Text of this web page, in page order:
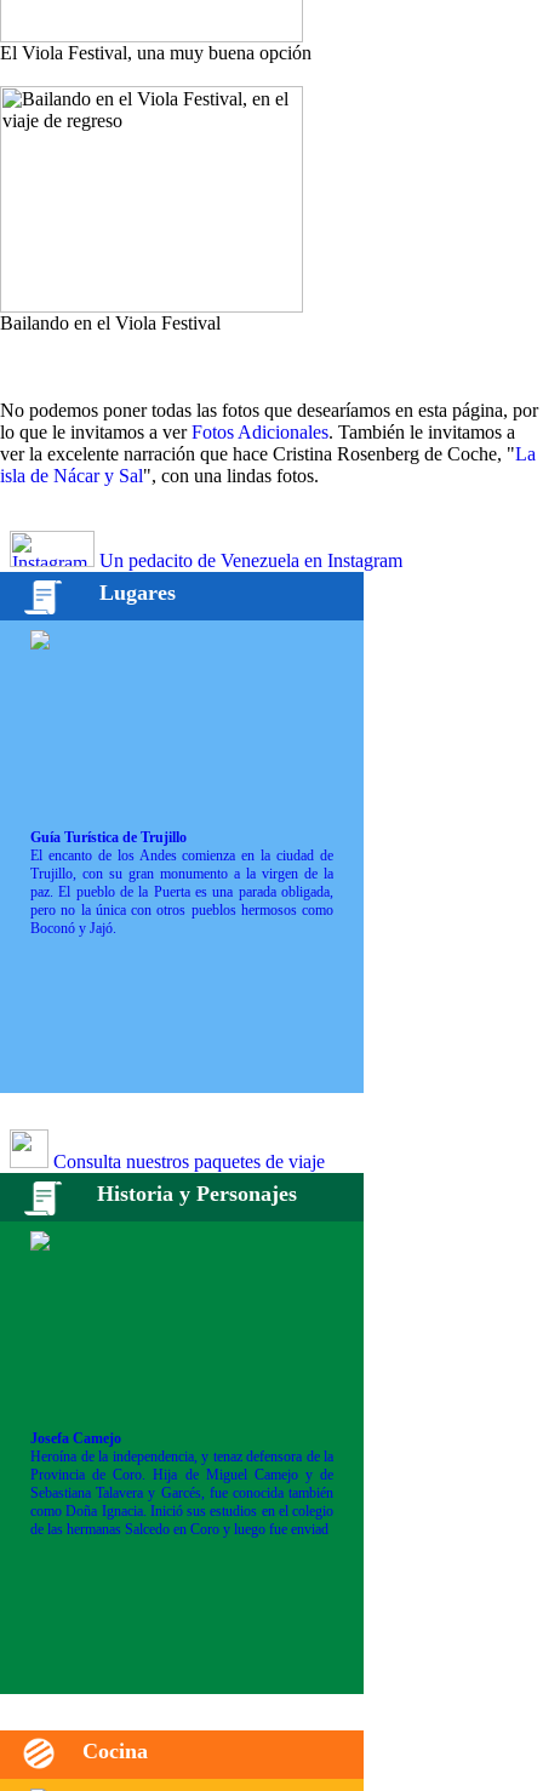
El Viola Festival, una muy buena opción
Bailando en el Viola Festival
No podemos poner todas las fotos que desearíamos en esta página, por
lo que le invitamos a verFotos Adicionales. También le invitamos a
ver la excelente narración que hace Cristina Rosenberg de Coche, "La
isla de Nácar y Sal", con una lindas fotos.
Un pedacito de Venezuela en Instagram
Lugares
Guía Turística de Trujillo
El encanto de los Andes comienza en la ciudad de
Trujillo, con su gran monumento a la virgen de la
paz. El pueblo de la Puerta es una parada obligada,
pero no la única con otros pueblos hermosos como
Boconó y Jajó.
Consulta nuestros paquetes de viaje
Historia y Personajes
Josefa Camejo
Heroína de la independencia, y tenaz defensora de la
Provincia de Coro. Hija de Miguel Camejo y de
Sebastiana Talavera y Garcés, fue conocida también
como Doña Ignacia. Inició sus estudios en el colegio
de las hermanas Salcedo en Coro y luego fue enviad
Cocina